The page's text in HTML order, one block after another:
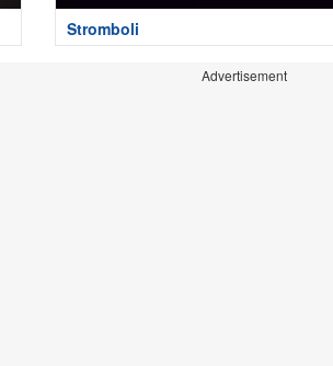
Stromboli
Advertisement